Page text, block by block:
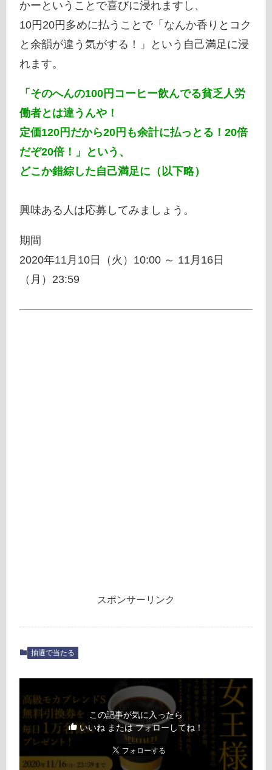
かーということで喜びに浸れますし、
10円20円多めに払うことで「なんか香りとコク
と余韻が違う気がする！」という自己満足に浸
れます。
「そのへんの100円コーヒー飲んでる貧乏人労
働者とは違うんや！
定価120円だから20円も余計に払っとる！20倍
だぞ20倍！」という、
どこか錯綜した自己満足に（以下略）
興味ある人は応募してみましょう。
期間
2020年11月10日（火）10:00 ～ 11月16日
（月）23:59
スポンサーリンク
抽選で当たる
この記事が気に入ったら
いいね または フォローしてね！